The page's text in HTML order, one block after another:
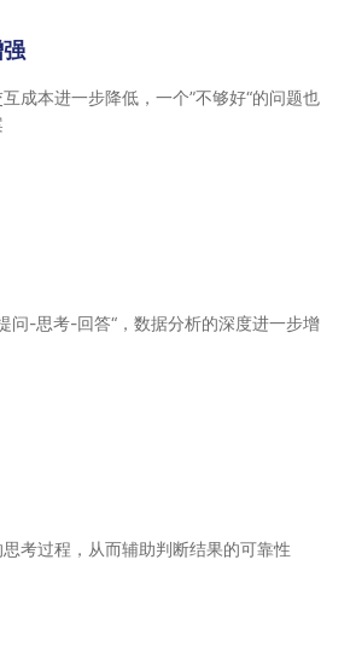
成本进一步降低，一个”不够好“的问题也
问-思考-回答“，数据分析的深度进一步增
考过程，从而辅助判断结果的可靠性